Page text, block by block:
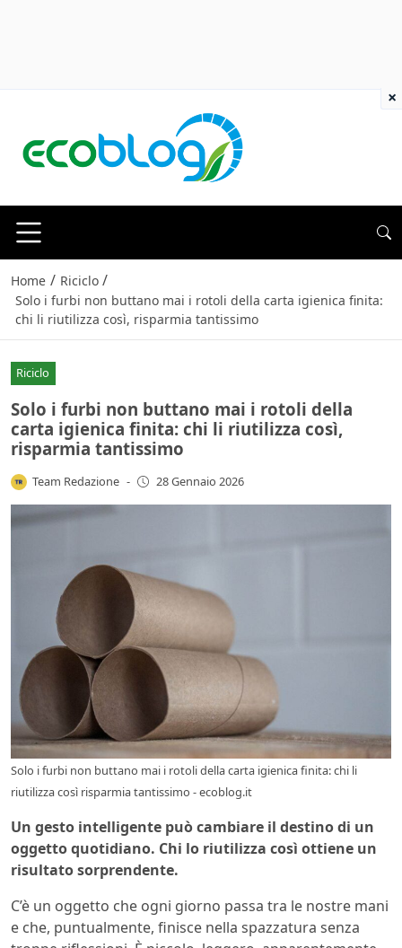
Home / Riciclo /
Solo i furbi non buttano mai i rotoli della carta igienica finita:
chi li riutilizza così, risparmia tantissimo
Riciclo
Solo i furbi non buttano mai i rotoli della
carta igienica finita: chi li riutilizza così,
risparmia tantissimo
Team Redazione - 28 Gennaio 2026
Solo i furbi non buttano mai i rotoli della carta igienica finita: chi li
riutilizza così risparmia tantissimo - ecoblog.it
Un gesto intelligente può cambiare il destino di un
oggetto quotidiano. Chi lo riutilizza così ottiene un
risultato sorprendente.
C’è un oggetto che ogni giorno passa tra le nostre mani
e che, puntualmente, finisce nella spazzatura senza
×